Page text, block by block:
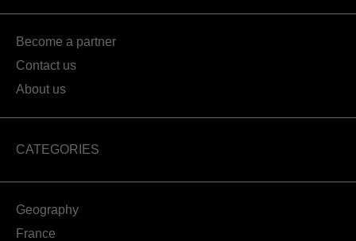
Become a partner
Contact us
About us
CATEGORIES
Geography
France